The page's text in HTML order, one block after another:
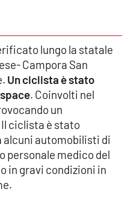
lungo la statale
Campora San
Un ciclista è stato
. Coinvolti nel
un
ciclista è stato
alcuni automobilisti di
personale medico del
in gravi condizioni in